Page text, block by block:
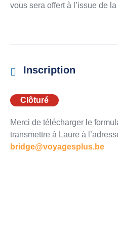
vous sera offert à l’issue de
Inscription
Clôturé
Merci de télécharger le
transmettre à Laure à
bridge@voyagesplus.be